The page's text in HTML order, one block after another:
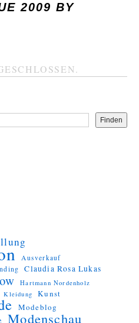
2009 BY
Finden
Ausverkauf
Claudia Rosa Lukas
Hartmann Nordenholz
Kleidung Kunst
Modeblog
Modenschau